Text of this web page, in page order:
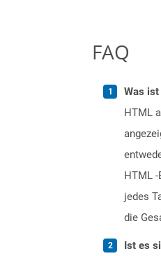
FAQ
Was ist
HTML
HTML
jedes
die
Ist es